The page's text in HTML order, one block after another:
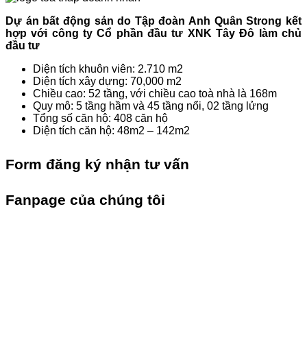
Dự án bất động sản do Tập đoàn Anh Quân Strong kết
hợp với công ty Cổ phần đầu tư XNK Tây Đô làm chủ
đầu tư
Diện tích khuôn viên: 2.710 m2
Diện tích xây dựng: 70,000 m2
Chiều cao: 52 tầng, với chiều cao toà nhà là 168m
Quy mô: 5 tầng hầm và 45 tầng nổi, 02 tầng lửng
Tổng số căn hộ: 408 căn hộ
Diện tích căn hộ: 48m2 – 142m2
Form đăng ký nhận tư vấn
Fanpage của chúng tôi